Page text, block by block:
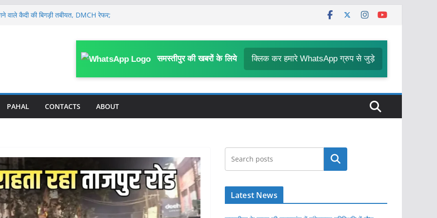
वाले कैदी की बिगड़ी तबीयत, DMCH रेफर;
में 7 अगस्त तक मध्यम से भारी वर्षा और
का ICU गार्ड के भरोसे, डॉक्टर व नर्सिंग
में तैनात किये गये थे डॉक्टर व नर्सिंग
समस्तीपुर की खबरों के लिये क्लिक कर हमारे WhatsApp ग्रुप से जुड़े
PAHAL CONTACTS ABOUT
खोजें
Latest News